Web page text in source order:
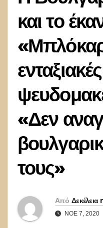
και το
«Δεν
τους»
Από
ΝΟΈ 7, 2020